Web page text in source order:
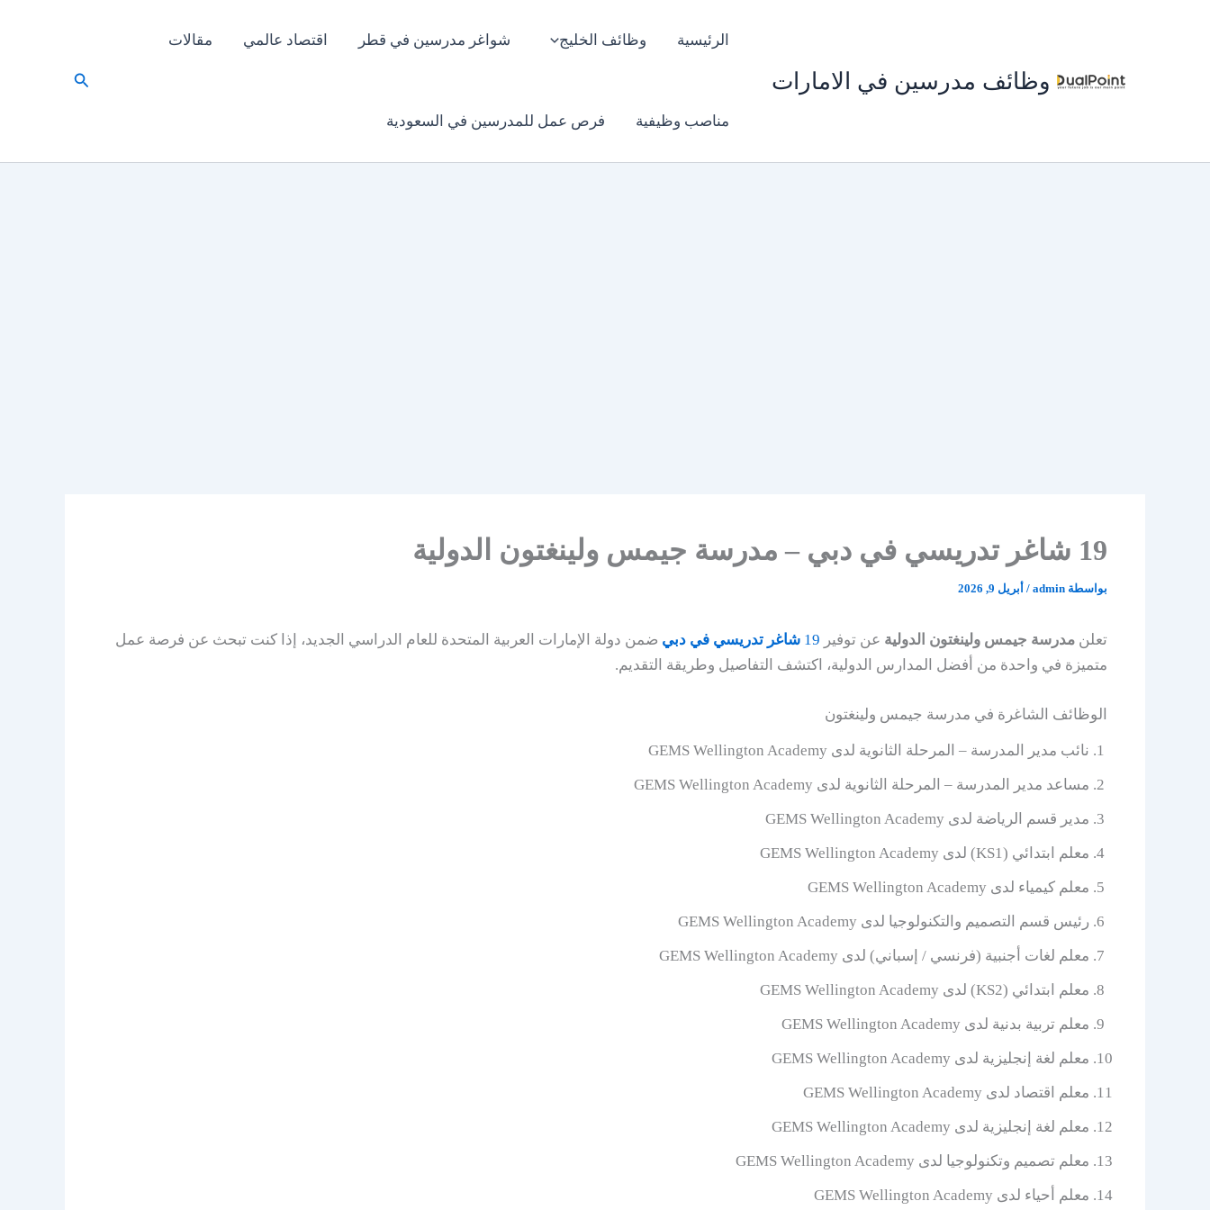
وظائف مدرسين في الامارات
الرئيسية وظائف الخليج شواغر مدرسين في قطر اقتصاد عالمي مقالات
مناصب وظيفية فرص عمل للمدرسين في السعودية
البحث
19 شاغر تدريسي في دبي – مدرسة جيمس ولينغتون الدولية
بواسطة admin
/أبريل 9, 2026
تعلنمدرسة جيمس ولينغتون الدولية عن توفير 19 شاغر تدريسي في دبي ضمن دولة الإمارات العربية المتحدة للعام الدراسي الجديد، إذا كنت تبحث عن فرصة عمل
متميزة في واحدة من أفضل المدارس الدولية، اكتشف التفاصيل وطريقة التقديم.
الوظائف الشاغرة في مدرسة جيمس ولينغتون
نائب مدير المدرسة – المرحلة الثانوية لدى GEMS Wellington Academy
مساعد مدير المدرسة – المرحلة الثانوية لدى GEMS Wellington Academy
مدير قسم الرياضة لدى GEMS Wellington Academy
معلم ابتدائي (KS1) لدى GEMS Wellington Academy
معلم كيمياء لدى GEMS Wellington Academy
رئيس قسم التصميم والتكنولوجيا لدى GEMS Wellington Academy
معلم لغات أجنبية (فرنسي / إسباني) لدى GEMS Wellington Academy
معلم ابتدائي (KS2) لدى GEMS Wellington Academy
معلم تربية بدنية لدى GEMS Wellington Academy
معلم لغة إنجليزية لدى GEMS Wellington Academy
معلم اقتصاد لدى GEMS Wellington Academy
معلم لغة إنجليزية لدى GEMS Wellington Academy
معلم تصميم وتكنولوجيا لدى GEMS Wellington Academy
معلم أحياء لدى GEMS Wellington Academy